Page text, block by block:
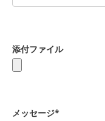
添付ファイル
メッセージ*